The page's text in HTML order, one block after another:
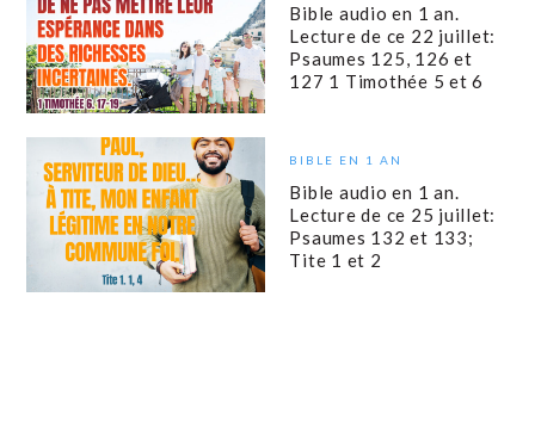
Bible audio en 1 an.
Lecture de ce 22 juillet:
Psaumes 125, 126 et
127 1 Timothée 5 et 6
BIBLE EN 1 AN
Bible audio en 1 an.
Lecture de ce 25 juillet:
Psaumes 132 et 133;
Tite 1 et 2